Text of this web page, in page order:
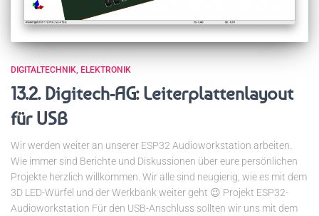
DIGITALTECHNIK ELEKTRONIK
13.2. Digitech-AG: Leiterplattenlayout
für USB
Wir werden weiter an unserer ESP32 Audioworkstation arbeiten.
Wie immer sind Berichte und Diskussionen über eure persönlichen
Projekte herzlich willkommen. Wir alle sind neugierig, wie es mit dem
3D LED-Würfel und der Werkbank weiter geht 😉 Projekt ESP32-
Audioworkstation Für den USB-Anschluss sollten wir uns mit dem